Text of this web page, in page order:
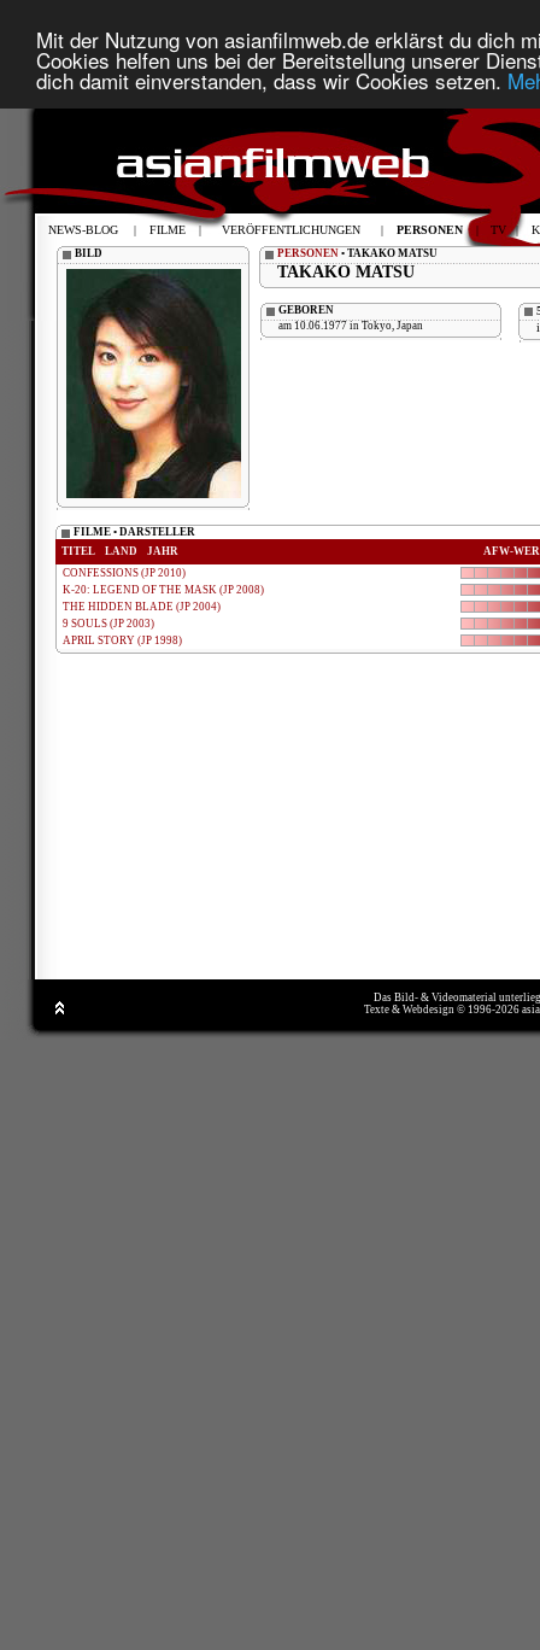
Mit der Nutzung von asianfilmweb.de erklärst du dich
Cookies helfen uns bei der Bereitstellung unserer
dich damit einverstanden, dass wir Cookies setzen.
NEWS-BLOG | FILME | VERÖFFENTLICHUNGEN | PERSONEN | TV |
BILD PERSONEN • TAKAKO MATSU
TAKAKO MATSU
GEBOREN
am 10.06.1977 in Tokyo, Japan
FILME • DARSTELLER
TITEL
LAND JAHR
AFW-
CONFESSIONS (JP 2010)
K-20: LEGEND OF THE MASK (JP 2008)
THE HIDDEN BLADE (JP 2004)
9 SOULS (JP 2003)
APRIL STORY (JP 1998)
Das Bild- & Videomaterial
Texte & Webdesign © 1996-2026